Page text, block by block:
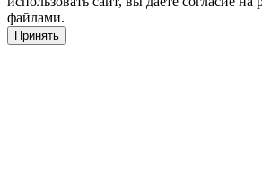
файлами.
Принять